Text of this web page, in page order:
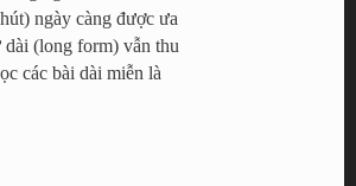
ngày càng được ưa
dài (long form) vẫn thu
các bài dài miễn là